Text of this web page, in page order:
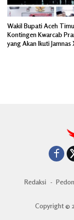
Wakil Bupati Aceh
Kontingen Kwarcab
yang Akan Ikuti Jamnas
Redaksi
Copyright ©